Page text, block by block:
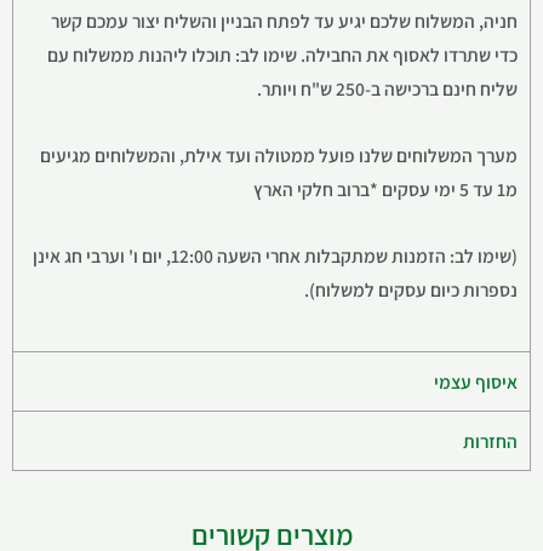
חניה, המשלוח שלכם יגיע עד לפתח הבניין והשליח יצור עמכם קשר
כדי שתרדו לאסוף את החבילה. שימו לב: תוכלו ליהנות ממשלוח עם
שליח חינם ברכישה ב-250 ש"ח ויותר.
מערך המשלוחים שלנו פועל ממטולה ועד אילת, והמשלוחים מגיעים
מ1 עד 5 ימי עסקים *ברוב חלקי הארץ
(שימו לב: הזמנות שמתקבלות אחרי השעה 12:00, יום ו' וערבי חג אינן
נספרות כיום עסקים למשלוח).
איסוף עצמי
החזרות
מוצרים קשורים